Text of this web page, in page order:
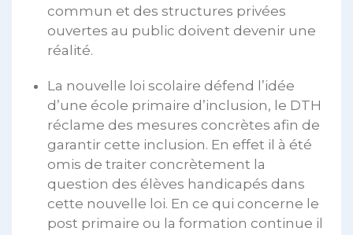
commun et des structures privées
ouvertes au public doivent devenir une
réalité.
La nouvelle loi scolaire défend l’idée
d’une école primaire d’inclusion, le DTH
réclame des mesures concrètes afin de
garantir cette inclusion. En effet il à été
omis de traiter concrètement la
question des élèves handicapés dans
cette nouvelle loi. En ce qui concerne le
post primaire ou la formation continue il